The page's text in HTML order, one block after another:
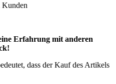
Kunden
Erfahrung mit anderen
dass der Kauf des Artikels